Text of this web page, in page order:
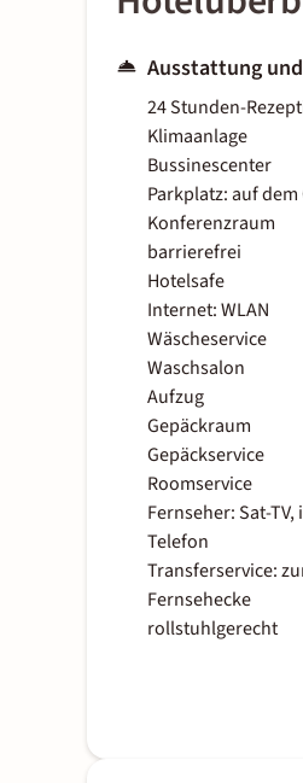
Ausstattung
24 Stunden-
Klimaanlage
Bussinescenter
Parkplatz: auf
Konferenzraum
barrierefrei
Hotelsafe
Internet: WLAN
Wäscheservice
Waschsalon
Aufzug
Gepäckraum
Gepäckservice
Roomservice
Fernseher: Sat-TV,
Telefon
Transferservice:
Fernsehecke
rollstuhlgerecht